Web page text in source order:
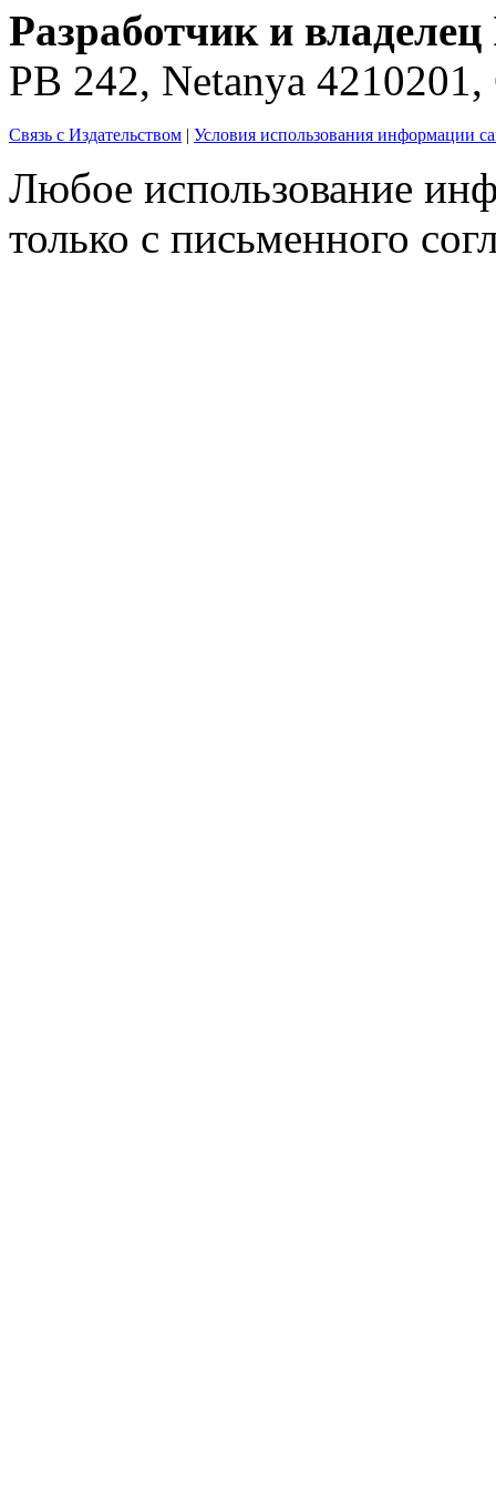
Разработчик и
PB 242, Netanya
Связь с Издательством | Условия использования информации
Любое использование
только с письменного